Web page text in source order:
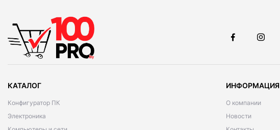
КАТАЛОГ
Конфигуратор ПК
Электроника
ИНФОРМАЦИЯ
О компании
Новости